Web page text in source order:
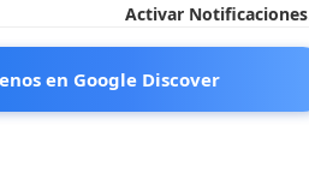
Activar Notificaciones
en Google Discover